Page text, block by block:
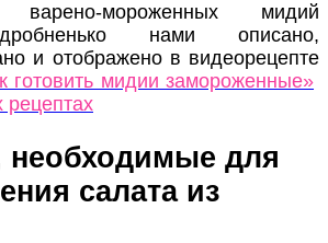
варено-мороженных мидий
нами описано,
и отображено в видеорецепте
готовить мидии замороженные»
рецептах
необходимые для
салата из